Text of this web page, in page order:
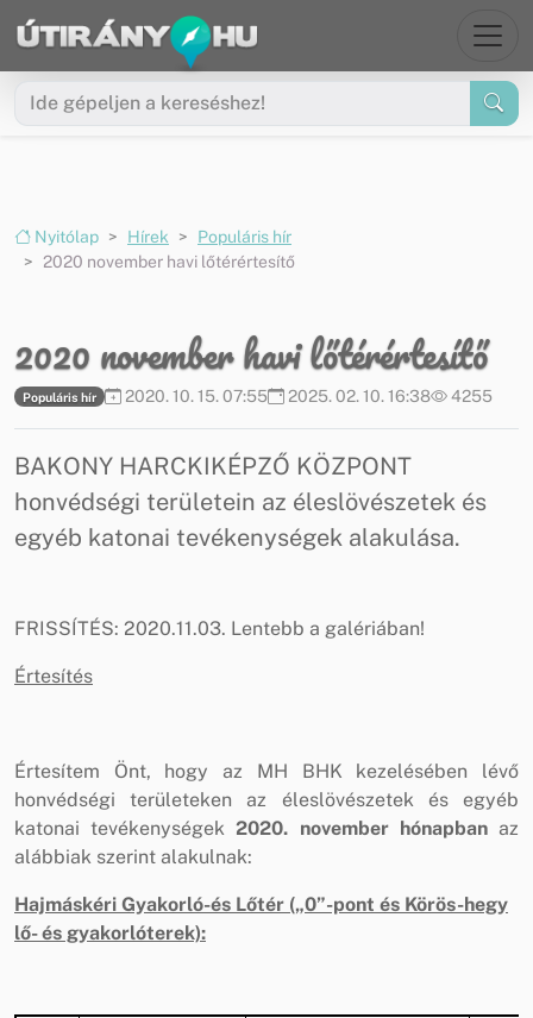
Ugrás a menüre
Ugrás a tartalomra
Nyitólap Hírek
Populáris hír
2020 november havi lőtérértesítő
2020 november havi lőtérértesítő
Populáris hír 2020. 10. 15. 07:55 2025. 02. 10. 16:38 4255
BAKONY HARCKIKÉPZŐ KÖZPONT
honvédségi területein az éleslövészetek és
egyéb katonai tevékenységek alakulása.
FRISSÍTÉS: 2020.11.03. Lentebb a galériában!
Értesítés
Értesítem Önt, hogy az MH BHK kezelésében lévő
honvédségi területeken az éleslövészetek és egyéb
katonai tevékenységek2020. november hónapbanaz
alábbiak szerint alakulnak:
Hajmáskéri Gyakorló-és Lőtér („0”-pont és Körös-hegy
lő- és gyakorlóterek):